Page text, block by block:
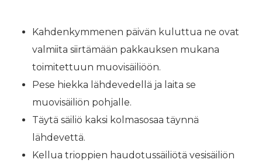
Kahdenkymmenen päivän kuluttua ne ovat
valmiita siirtämään pakkauksen mukana
toimitettuun muovisäiliöön.
Pese hiekka lähdevedellä ja laita se
muovisäiliön pohjalle.
Täytä säiliö kaksi kolmasosaa täynnä
lähdevettä.
Kellua trioppien haudotussäiliötä vesisäiliön